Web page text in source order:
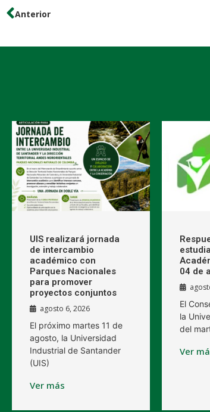
Anterior
UIS realizará jornada
de intercambio
académico con
Parques Nacionales
para promover
proyectos conjuntos
agosto 6, 2026
El próximo martes 11 de
agosto, la Universidad
Industrial de Santander
(UIS)
Ver más
04 de
El
la
del
Ver